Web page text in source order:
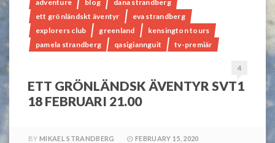
adventure blog
dana strandberg
ett grönländskt äventyr
eva strandberg
explorers club
greenland
kensington tours
pamela strandberg
qasigiannguit tv-premiär
4
ETT GRÖNLÄNDSK ÄVENTYR SVT1
18 FEBRUARI 21.00
BY MIKAEL STRANDBERG FEBRUARY 15, 2020